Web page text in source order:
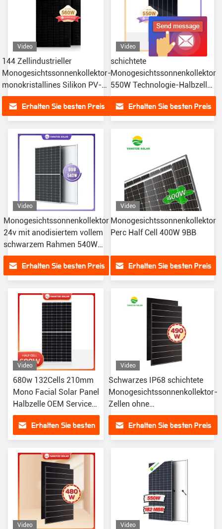
Video
144 Zellindustrieller
Monogesichtssonnenkollektor-
monokristallines Silikon PV-
Modul 560W
Erhalten Sie besten Preis
Video
schichtete
Monogesichtssonnenkollektor
550W Technologie-Halbzelle
10BB
Erhalten Sie besten Preis
Video
Monogesichtssonnenkollektor
24v mit anodisiertem vollem
schwarzem Rahmen 540W
Coefficiency
Erhalten Sie besten Preis
Video
Monogesichtssonnenkollektor
Perc Half Cell 400W 9BB
Erhalten Sie besten Preis
Video
680w 132Cells 210mm
Mono Facial Solar Panel
Halbzelle OEM Service
für Wohnraum
Erhalten Sie besten
Video
Schwarzes IP68 schichtete
Monogesichtssonnenkollektor-
Zellen ohne
Hauptleitungsträger 490w
Erhalten Sie besten Preis
Video Video